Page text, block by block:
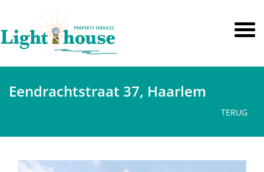
Eendrachtstraat 37, Haarlem
TERUG